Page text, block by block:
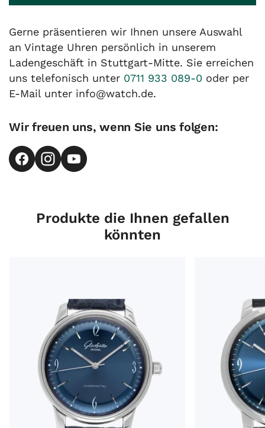
Gerne präsentieren wir Ihnen unsere Auswahl
an Vintage Uhren persönlich in unserem
Ladengeschäft in Stuttgart-Mitte. Sie erreichen
uns telefonisch unter 0711 933 089-0 oder per
E-Mail unter info@watch.de.
Wir freuen uns, wenn Sie uns folgen:
Produkte die Ihnen gefallen
könnten